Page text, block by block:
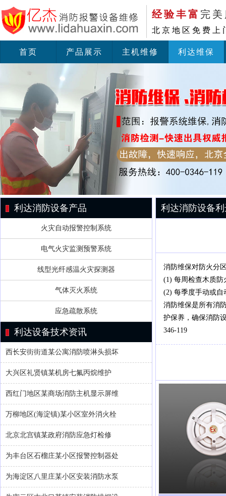
经验丰富 完
北京地区免费上
首页 产品展示 主机维修 利达维保
利达消防设备产品
火灾自动报警控制系统
电气火灾监测预警系统
线型光纤感温火灾探测器
气体灭火系统
应急疏散系统
利达设备技术资讯
西长安街街道某公寓消防喷淋头损坏
大兴区礼贤镇某机房七氟丙烷维护
西红门地区某商场消防主机显示屏维
万柳地区(海淀镇)某小区室外消火栓
北京北宫镇某政府消防应急灯检修
为丰台区石榴庄某小区报警控制器处
为海淀区八里庄某小区安装消防水泵
利达消防设备
消防维保对防火分
(1) 每周检查木质防
(2) 每季度手动或
消防维保是所有消
护保养，确保消防
346-119